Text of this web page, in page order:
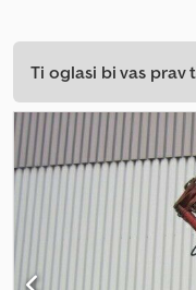
Ti oglasi bi vas prav